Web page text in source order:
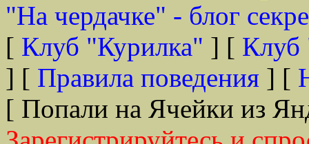
"На чердачке" - блог
[ Клуб "Курилка" ] [ Клуб
] [ Правила поведения ] [
[ Попали на Ячейки из